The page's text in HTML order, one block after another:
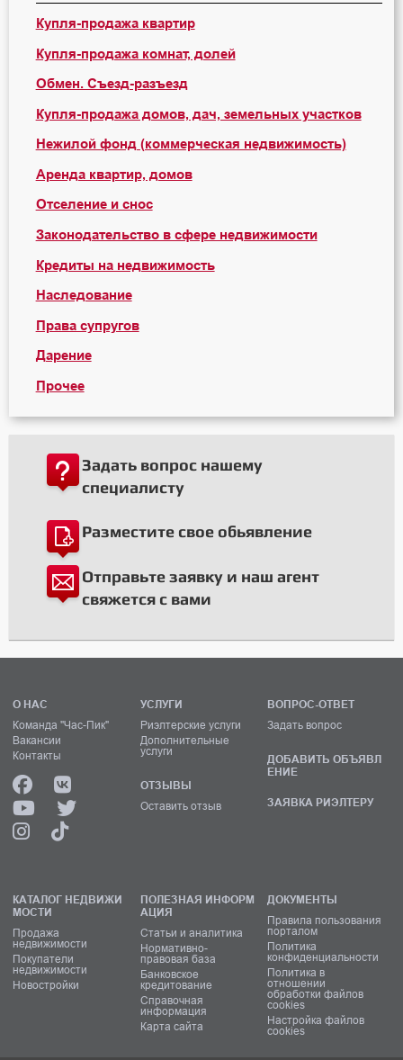
Купля-продажа квартир
Купля-продажа комнат, долей
Обмен. Съезд-разъезд
Купля-продажа домов, дач, земельных участков
Нежилой фонд (коммерческая недвижимость)
Аренда квартир, домов
Отселение и снос
Законодательство в сфере недвижимости
Кредиты на недвижимость
Наследование
Права супругов
Дарение
Прочее
Задать вопрос нашему
специалисту
Разместите свое обьявление
Отправьте заявку и наш агент
свяжется с вами
О НАС
Команда "Час-Пик"
Вакансии
Контакты
УСЛУГИ
Риэлтерские услуги
Дополнительные
услуги
ОТЗЫВЫ
Оставить отзыв
ВОПРОС-ОТВЕТ
Задать вопрос
ДОБАВИТЬ ОБЪЯВЛ
ЕНИЕ
ЗАЯВКА РИЭЛТЕРУ
КАТАЛОГ НЕДВИЖИ
МОСТИ
Продажа
недвижимости
Покупатели
недвижимости
Новостройки
ПОЛЕЗНАЯ ИНФОРМ
АЦИЯ
Статьи и аналитика
Нормативно-
правовая база
Банковское
кредитование
Справочная
информация
Карта сайта
ДОКУМЕНТЫ
Правила пользования
порталом
Политика
конфиденциальности
Политика в
отношении
обработки файлов
cookies
Настройка файлов
cookies